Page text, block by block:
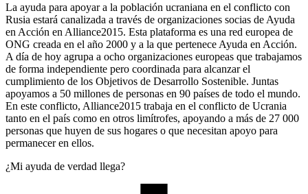
La ayuda para apoyar a la población ucraniana en el conflicto con
Rusia estará canalizada a través de organizaciones socias de Ayuda
en Acción en Alliance2015. Esta plataforma es una red europea de
ONG creada en el año 2000 y a la que pertenece Ayuda en Acción.
A día de hoy agrupa a ocho organizaciones europeas que trabajamos
de forma independiente pero coordinada para alcanzar el
cumplimiento de los Objetivos de Desarrollo Sostenible. Juntas
apoyamos a 50 millones de personas en 90 países de todo el mundo.
En este conflicto, Alliance2015 trabaja en el conflicto de Ucrania
tanto en el país como en otros limítrofes, apoyando a más de 27 000
personas que huyen de sus hogares o que necesitan apoyo para
permanecer en ellos.
¿Mi ayuda de verdad llega?